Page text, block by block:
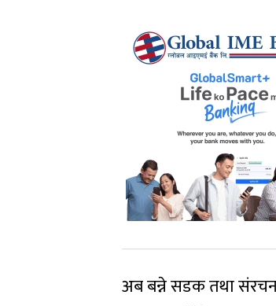
अब बन्ने सडक तथा